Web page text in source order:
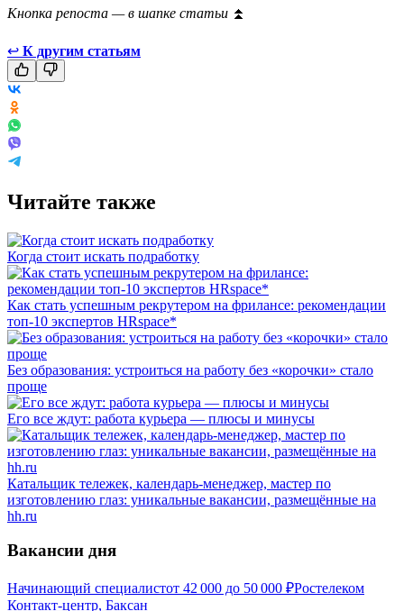
Кнопка репоста — в шапке статьи ⏫
↩ К другим статьям
Читайте также
Когда стоит искать подработку
Как стать успешным рекрутером на фрилансе: рекомендации
топ-10 экспертов HRspace*
Без образования: устроиться на работу без «корочки» стало
проще
Его все ждут: работа курьера — плюсы и минусы
Катальщик тележек, календарь-менеджер, мастер по
изготовлению глаз: уникальные вакансии, размещённые на
hh.ru
Вакансии дня
Начинающий специалистот 42 000 до 50 000 ₽Ростелеком
Контакт-центр, Баксан